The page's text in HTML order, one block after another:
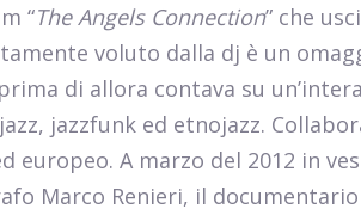
“The Angels Connection” che
voluto dalla dj è un
di allora contava su
jazzfunk ed etnojazz.
europeo. A marzo del 2012 in
Marco Renieri, il